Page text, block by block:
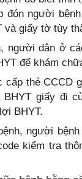
người
và giấy tờ tùy
người dân ở
để khám
thẻ CCCD
BHYT giấy đi
BHYT.
người
kiểm tra